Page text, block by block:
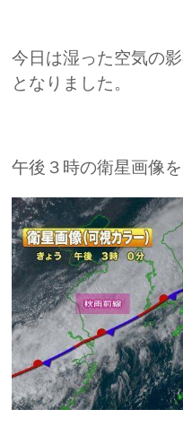
今日は湿った空気の
となりました。
午後３時の衛星画像を